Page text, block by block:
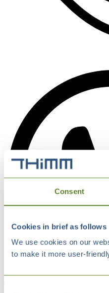
Consent
Cookies in brief as follows
We use cookies on our
to make it more user-